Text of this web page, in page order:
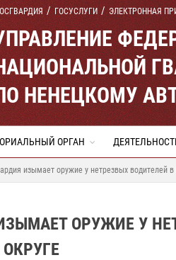
ГОСУСЛУГИ ЭЛЕКТРОННАЯ
НЕНЕЦКОМУ
ОРГАН
изымает оружие у нетрезвых водителей
ОРУЖИЕ У